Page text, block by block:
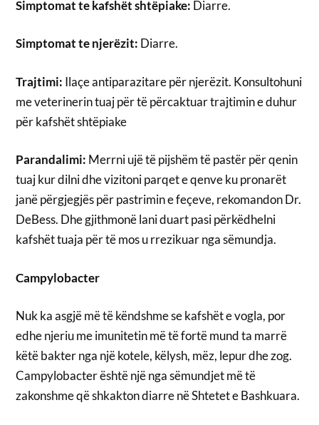
Simptomat te kafshët shtëpiake: Diarre.
Simptomat te njerëzit: Diarre.
Trajtimi: Ilaçe antiparazitare për njerëzit. Konsultohuni
me veterinerin tuaj për të përcaktuar trajtimin e duhur
për kafshët shtëpiake
Parandalimi: Merrni ujë të pijshëm të pastër për qenin
tuaj kur dilni dhe vizitoni parqet e qenve ku pronarët
janë përgjegjës për pastrimin e feçeve, rekomandon Dr.
DeBess. Dhe gjithmonë lani duart pasi përkëdhelni
kafshët tuaja për të mos u rrezikuar nga sëmundja.
Campylobacter
Nuk ka asgjë më të këndshme se kafshët e vogla, por
edhe njeriu me imunitetin më të fortë mund ta marrë
këtë bakter nga një kotele, këlysh, mëz, lepur dhe zog.
Campylobacter është një nga sëmundjet më të
zakonshme që shkakton diarre në Shtetet e Bashkuara.